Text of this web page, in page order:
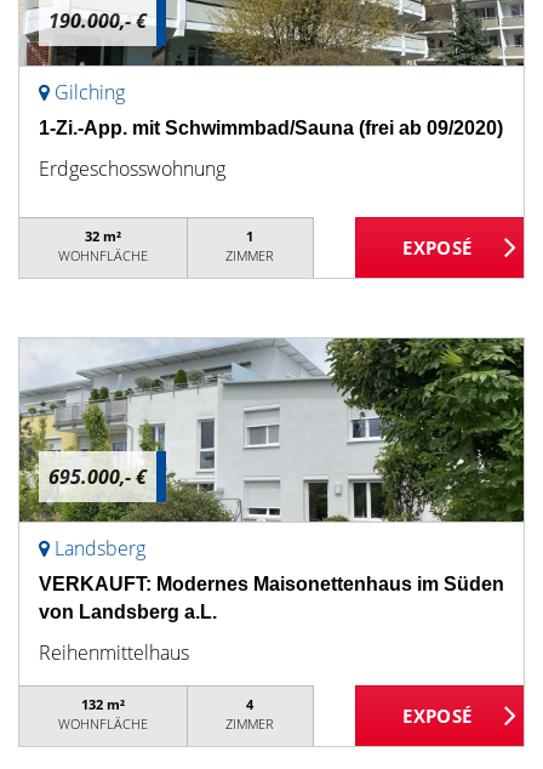
190.000,- €
Gilching
1-Zi.-App. mit Schwimmbad/Sauna (frei ab 09/2020)
Erdgeschosswohnung
32 m²
WOHNFLÄCHE
1
ZIMMER
695.000,- €
Landsberg
VERKAUFT: Modernes Maisonettenhaus im Süden
von Landsberg a.L.
Reihenmittelhaus
132 m²
WOHNFLÄCHE
4
ZIMMER